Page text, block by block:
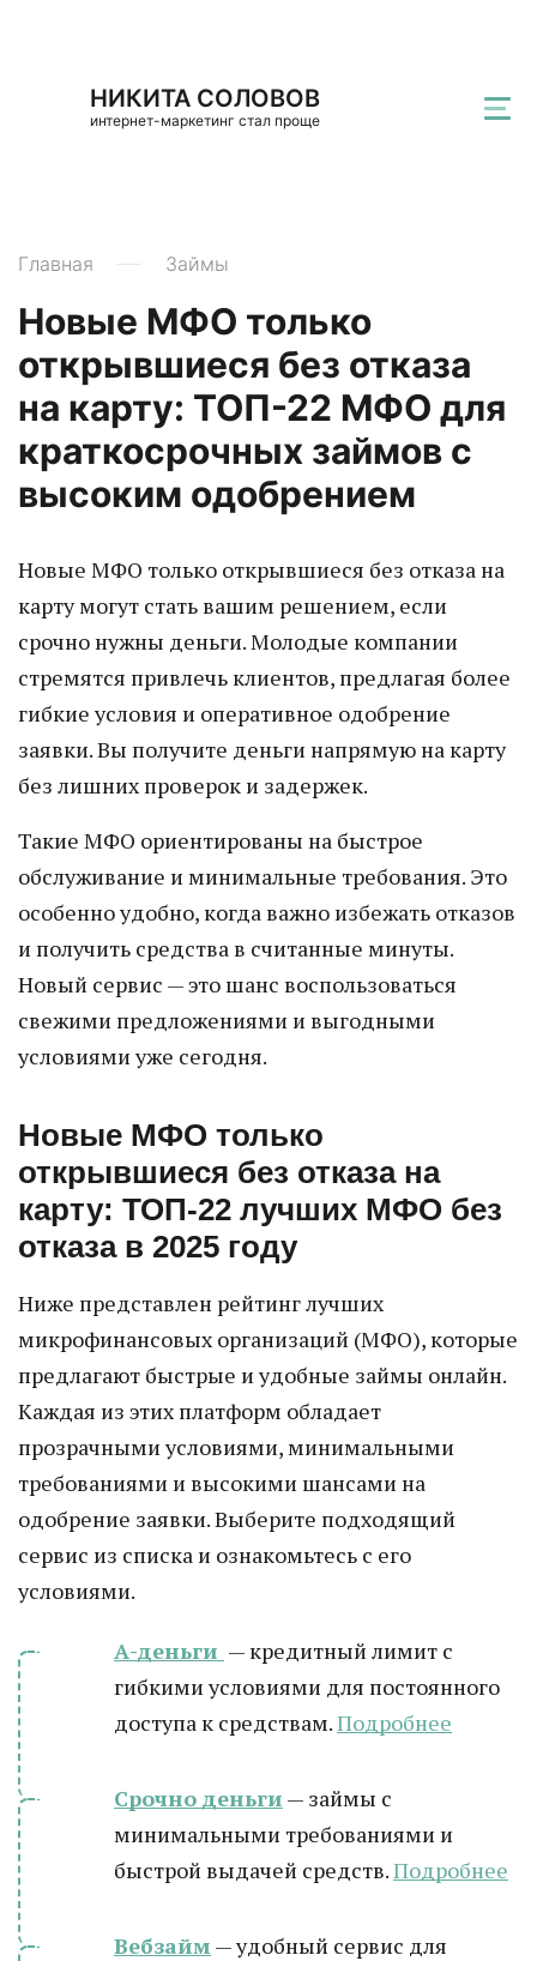
НИКИТА СОЛОВОВ
интернет-маркетинг стал проще
Главная Займы
Новые МФО только
открывшиеся без отказа
на карту: ТОП-22 МФО для
краткосрочных займов с
высоким одобрением
Новые МФО только открывшиеся без отказа на
карту могут стать вашим решением, если
срочно нужны деньги. Молодые компании
стремятся привлечь клиентов, предлагая более
гибкие условия и оперативное одобрение
заявки. Вы получите деньги напрямую на карту
без лишних проверок и задержек.
Такие МФО ориентированы на быстрое
обслуживание и минимальные требования. Это
особенно удобно, когда важно избежать отказов
и получить средства в считанные минуты.
Новый сервис — это шанс воспользоваться
свежими предложениями и выгодными
условиями уже сегодня.
Новые МФО только
открывшиеся без отказа на
карту: ТОП-22 лучших МФО без
отказа в 2025 году
Ниже представлен рейтинг лучших
микрофинансовых организаций (МФО), которые
предлагают быстрые и удобные займы онлайн.
Каждая из этих платформ обладает
прозрачными условиями, минимальными
требованиями и высокими шансами на
одобрение заявки. Выберите подходящий
сервис из списка и ознакомьтесь с его
условиями.
А-деньги — кредитный лимит с
гибкими условиями для постоянного
доступа к средствам.Подробнее
Срочно деньги — займы с
минимальными требованиями и
быстрой выдачей средств.Подробнее
Вебзайм — удобный сервис для